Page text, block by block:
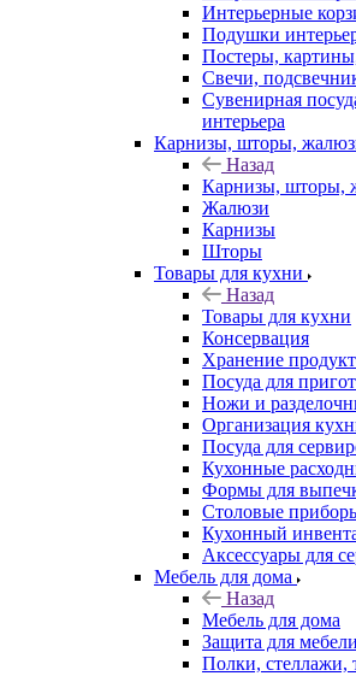
Интерьерные
Подушки
Постеры,
Свечи,
Сувенирная
интерьера
Карнизы, шторы,
Назад
Карнизы, шторы,
Жалюзи
Карнизы
Шторы
Товары для кухни
Назад
Товары для кухни
Консервация
Хранение
Посуда для
Ножи и
Организация
Посуда для
Кухонные
Формы для
Столовые
Кухонный
Аксессуары для
Мебель для дома
Назад
Мебель для дома
Защита для мебели
Полки, стеллажи,